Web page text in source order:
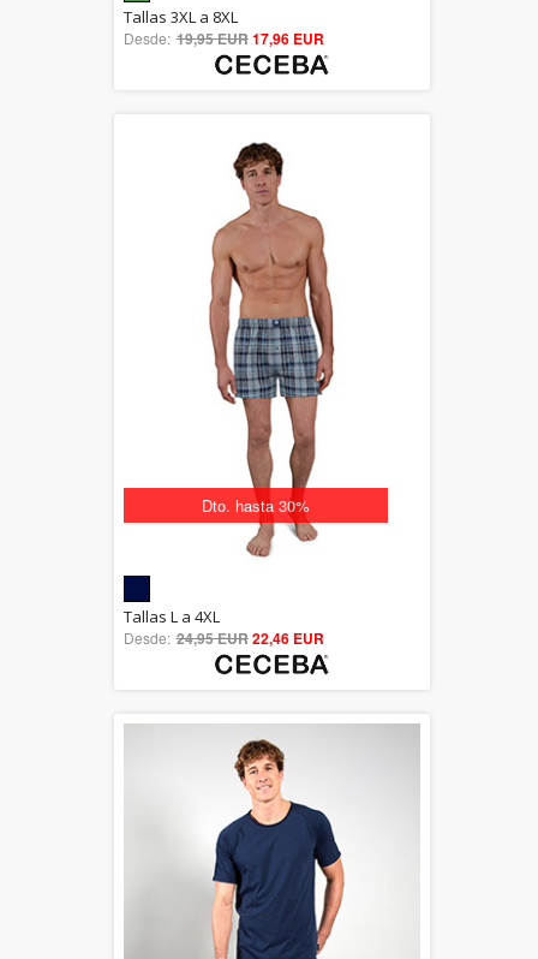
5.00
out of 5
Tallas 3XL a 8XL
Desde: 19,95 EUR17,96 EUR
Dto. hasta 30%
out of 5
Tallas L a 4XL
Desde: 24,95 EUR22,46 EUR